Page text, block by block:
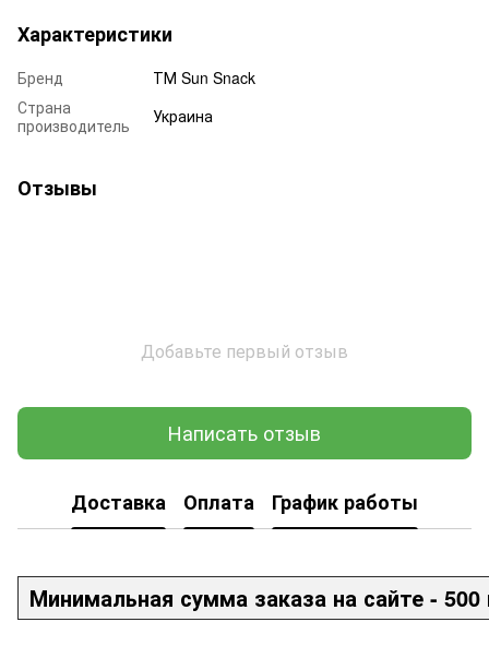
Характеристики
Бренд
ТМ Sun Snack
Страна
производитель
Украина
Отзывы
Добавьте первый отзыв
Написать отзыв
Доставка Оплата График работы
Минимальная сумма заказа на сайте - 500